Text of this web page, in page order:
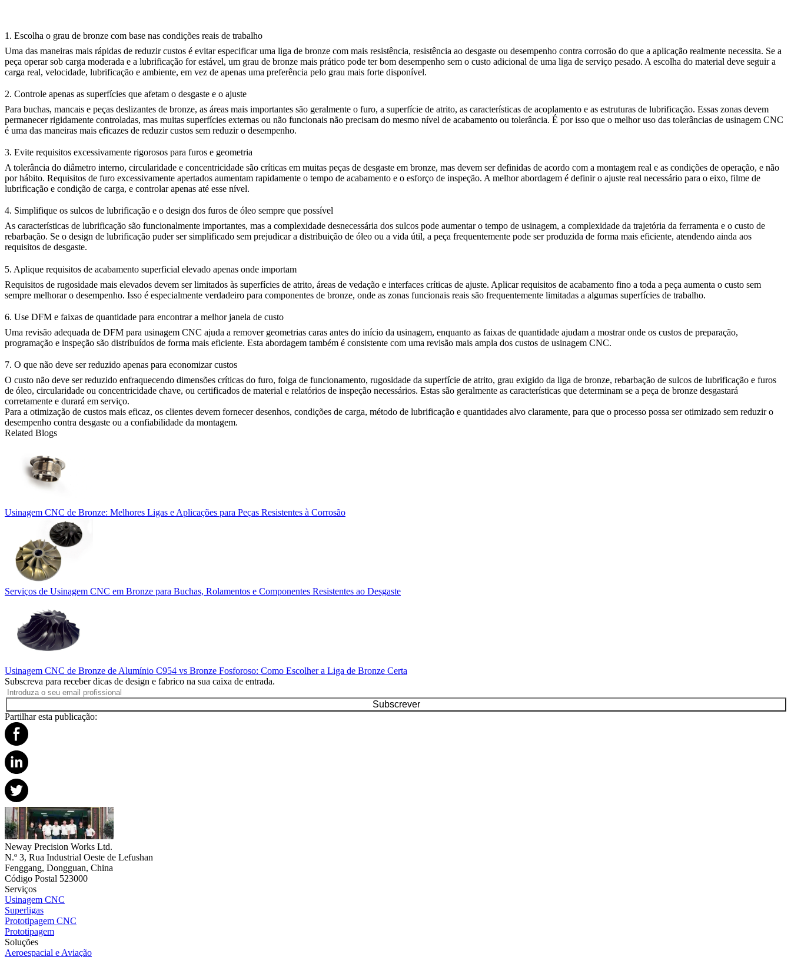
1. Escolha o grau de bronze com base nas condições reais de trabalho
Uma das maneiras mais rápidas de reduzir custos é evitar especificar uma liga de bronze com mais resistência, resistência ao desgaste ou desempenho contra corrosão do que a aplicação realmente necessita. Se a
peça operar sob carga moderada e a lubrificação for estável, um grau de bronze mais prático pode ter bom desempenho sem o custo adicional de uma liga de serviço pesado. A escolha do material deve seguir a
carga real, velocidade, lubrificação e ambiente, em vez de apenas uma preferência pelo grau mais forte disponível.
2. Controle apenas as superfícies que afetam o desgaste e o ajuste
Para buchas, mancais e peças deslizantes de bronze, as áreas mais importantes são geralmente o furo, a superfície de atrito, as características de acoplamento e as estruturas de lubrificação. Essas zonas devem
permanecer rigidamente controladas, mas muitas superfícies externas ou não funcionais não precisam do mesmo nível de acabamento ou tolerância. É por isso que o melhor uso das tolerâncias de usinagem CNC
é uma das maneiras mais eficazes de reduzir custos sem reduzir o desempenho.
3. Evite requisitos excessivamente rigorosos para furos e geometria
A tolerância do diâmetro interno, circularidade e concentricidade são críticas em muitas peças de desgaste em bronze, mas devem ser definidas de acordo com a montagem real e as condições de operação, e não
por hábito. Requisitos de furo excessivamente apertados aumentam rapidamente o tempo de acabamento e o esforço de inspeção. A melhor abordagem é definir o ajuste real necessário para o eixo, filme de
lubrificação e condição de carga, e controlar apenas até esse nível.
4. Simplifique os sulcos de lubrificação e o design dos furos de óleo sempre que possível
As características de lubrificação são funcionalmente importantes, mas a complexidade desnecessária dos sulcos pode aumentar o tempo de usinagem, a complexidade da trajetória da ferramenta e o custo de
rebarbação. Se o design de lubrificação puder ser simplificado sem prejudicar a distribuição de óleo ou a vida útil, a peça frequentemente pode ser produzida de forma mais eficiente, atendendo ainda aos
requisitos de desgaste.
5. Aplique requisitos de acabamento superficial elevado apenas onde importam
Requisitos de rugosidade mais elevados devem ser limitados às superfícies de atrito, áreas de vedação e interfaces críticas de ajuste. Aplicar requisitos de acabamento fino a toda a peça aumenta o custo sem
sempre melhorar o desempenho. Isso é especialmente verdadeiro para componentes de bronze, onde as zonas funcionais reais são frequentemente limitadas a algumas superfícies de trabalho.
6. Use DFM e faixas de quantidade para encontrar a melhor janela de custo
Uma revisão adequada de DFM para usinagem CNC ajuda a remover geometrias caras antes do início da usinagem, enquanto as faixas de quantidade ajudam a mostrar onde os custos de preparação,
programação e inspeção são distribuídos de forma mais eficiente. Esta abordagem também é consistente com uma revisão mais ampla dos custos de usinagem CNC.
7. O que não deve ser reduzido apenas para economizar custos
O custo não deve ser reduzido enfraquecendo dimensões críticas do furo, folga de funcionamento, rugosidade da superfície de atrito, grau exigido da liga de bronze, rebarbação de sulcos de lubrificação e furos
de óleo, circularidade ou concentricidade chave, ou certificados de material e relatórios de inspeção necessários. Estas são geralmente as características que determinam se a peça de bronze desgastará
corretamente e durará em serviço.
Para a otimização de custos mais eficaz, os clientes devem fornecer desenhos, condições de carga, método de lubrificação e quantidades alvo claramente, para que o processo possa ser otimizado sem reduzir o
desempenho contra desgaste ou a confiabilidade da montagem.
Related Blogs
Usinagem CNC de Bronze: Melhores Ligas e Aplicações para Peças Resistentes à Corrosão
Serviços de Usinagem CNC em Bronze para Buchas, Rolamentos e Componentes Resistentes ao Desgaste
Usinagem CNC de Bronze de Alumínio C954 vs Bronze Fosforoso: Como Escolher a Liga de Bronze Certa
Subscreva para receber dicas de design e fabrico na sua caixa de entrada.
Subscrever
Partilhar esta publicação:
Neway Precision Works Ltd.
N.º 3, Rua Industrial Oeste de Lefushan
Fenggang, Dongguan, China
Código Postal 523000
Serviços
Usinagem CNC
Superligas
Prototipagem CNC
Prototipagem
Soluções
Aeroespacial e Aviação